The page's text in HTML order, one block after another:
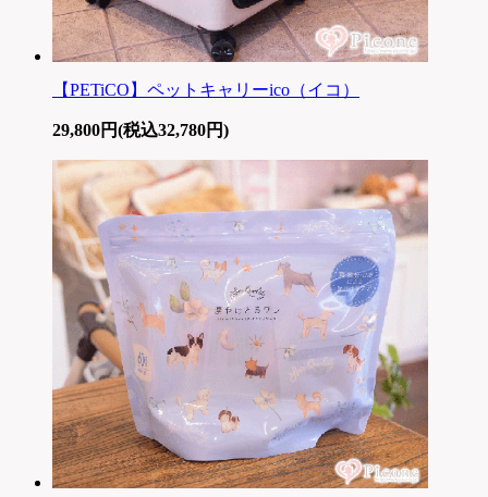
【PETiCO】ペットキャリーico（イコ）
29,800円(税込32,780円)